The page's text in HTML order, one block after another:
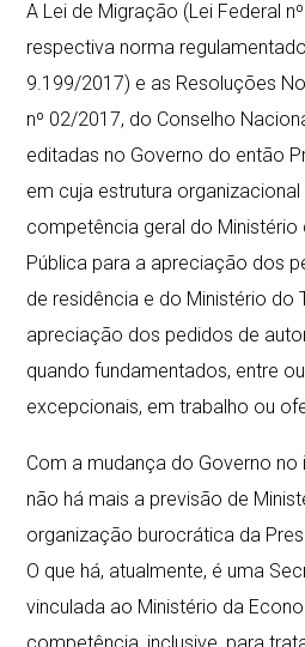
A Lei de Migração (Lei Federal
respectiva norma
9.199/2017) e as Resoluções
nº 02/2017, do Conselho
editadas no Governo do então
em cuja estrutura
competência geral do
Pública para a apreciação dos
de residência e do Ministério do
apreciação dos pedidos de
quando fundamentados, entre
excepcionais, em trabalho ou
Com a mudança do Governo
não há mais a previsão de
organização burocrática da
O que há, atualmente, é uma
vinculada ao Ministério da